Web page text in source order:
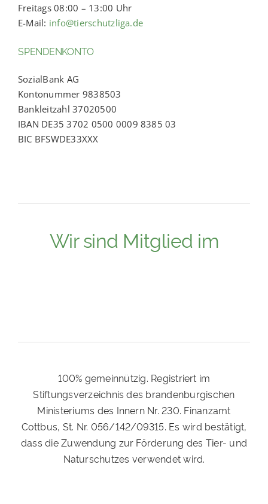
Freitags 08:00 – 13:00 Uhr
E-Mail: info@tierschutzliga.de
SPENDENKONTO
SozialBank AG
Kontonummer 9838503
Bankleitzahl 37020500
IBAN DE35 3702 0500 0009 8385 03
BIC BFSWDE33XXX
Wir sind Mitglied im
100% gemeinnützig. Registriert im
Stiftungsverzeichnis des brandenburgischen
Ministeriums des Innern Nr. 230. Finanzamt
Cottbus, St. Nr. 056/142/09315. Es wird bestätigt,
dass die Zuwendung zur Förderung des Tier- und
Naturschutzes verwendet wird.